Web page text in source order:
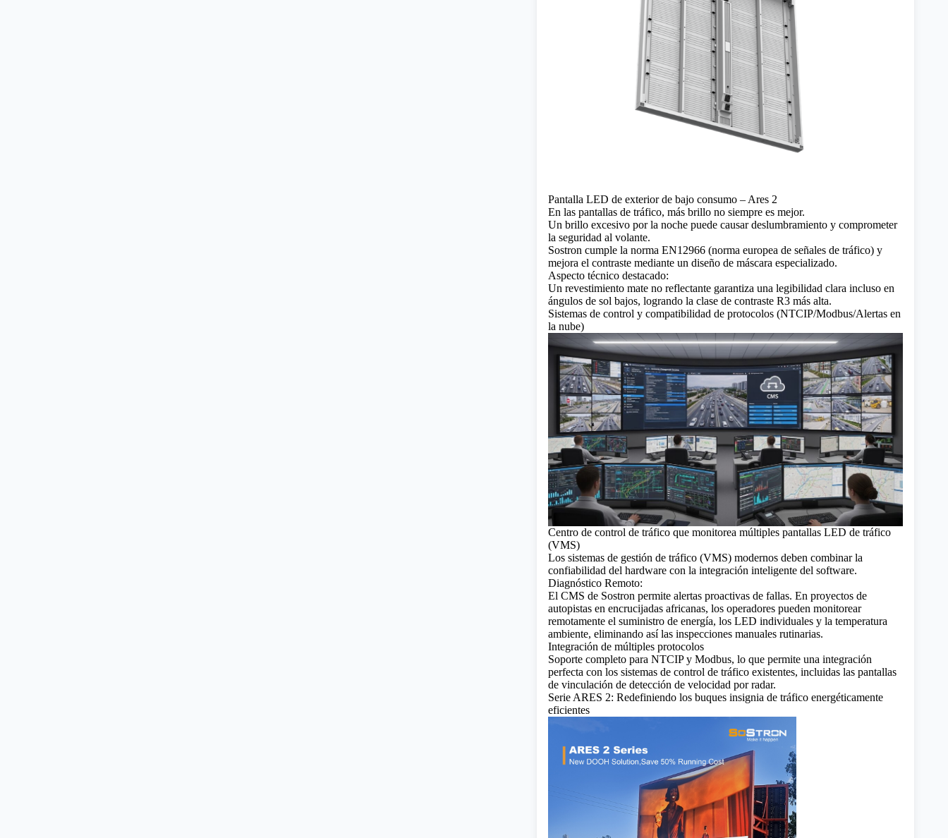
Pantalla LED de exterior de bajo consumo – Ares 2
En las pantallas de tráfico, más brillo no siempre es mejor.
Un brillo excesivo por la noche puede causar deslumbramiento y comprometer
la seguridad al volante.
Sostron cumple la norma EN12966 (norma europea de señales de tráfico) y
mejora el contraste mediante un diseño de máscara especializado.
Aspecto técnico destacado:
Un revestimiento mate no reflectante garantiza una legibilidad clara incluso en
ángulos de sol bajos, logrando la clase de contraste R3 más alta.
Sistemas de control y compatibilidad de protocolos (NTCIP/Modbus/Alertas en
la nube)
Centro de control de tráfico que monitorea múltiples pantallas LED de tráfico
(VMS)
Los sistemas de gestión de tráfico (VMS) modernos deben combinar la
confiabilidad del hardware con la integración inteligente del software.
Diagnóstico Remoto:
El CMS de Sostron permite alertas proactivas de fallas. En proyectos de
autopistas en encrucijadas africanas, los operadores pueden monitorear
remotamente el suministro de energía, los LED individuales y la temperatura
ambiente, eliminando así las inspecciones manuales rutinarias.
Integración de múltiples protocolos
Soporte completo para NTCIP y Modbus, lo que permite una integración
perfecta con los sistemas de control de tráfico existentes, incluidas las pantallas
de vinculación de detección de velocidad por radar.
Serie ARES 2: Redefiniendo los buques insignia de tráfico energéticamente
eficientes